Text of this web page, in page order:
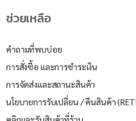
ช่วยเหลือ
คำถามที่พบบ่อย
การสั่งซื้อ และการชำระเงิน
การจัดส่งและสถานะสินค้า
นโยบายการรับเปลี่ยน / คืนสินค้า